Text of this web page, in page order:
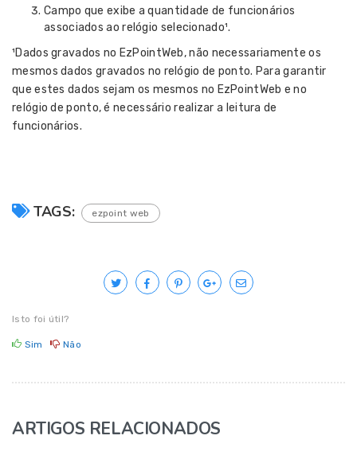
Campo que exibe a quantidade de funcionários
associados ao relógio selecionado¹.
¹Dados gravados no EzPointWeb, não necessariamente os
mesmos dados gravados no relógio de ponto. Para garantir
que estes dados sejam os mesmos no EzPointWeb e no
relógio de ponto, é necessário realizar a leitura de
funcionários.
TAGS: ezpoint web
Isto foi útil?
Sim Não
ARTIGOS RELACIONADOS